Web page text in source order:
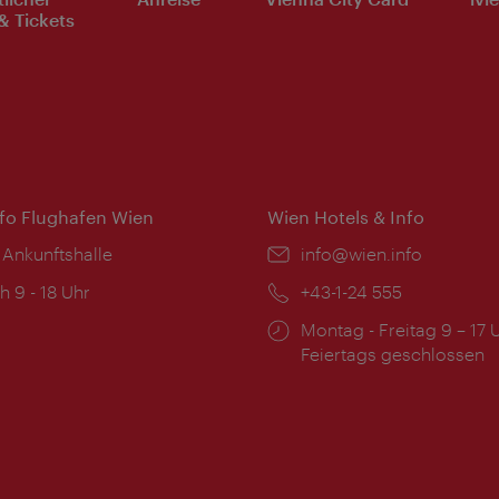
Tickets
Flughafen Wien
9 - 18 Uhr
Wien Hotels & Info
Email:
info@wien.info
Telefon:
+43-1-24 555
Öffnungszeiten:
Montag - Freitag 9 – 17
Feiertags geschlossen